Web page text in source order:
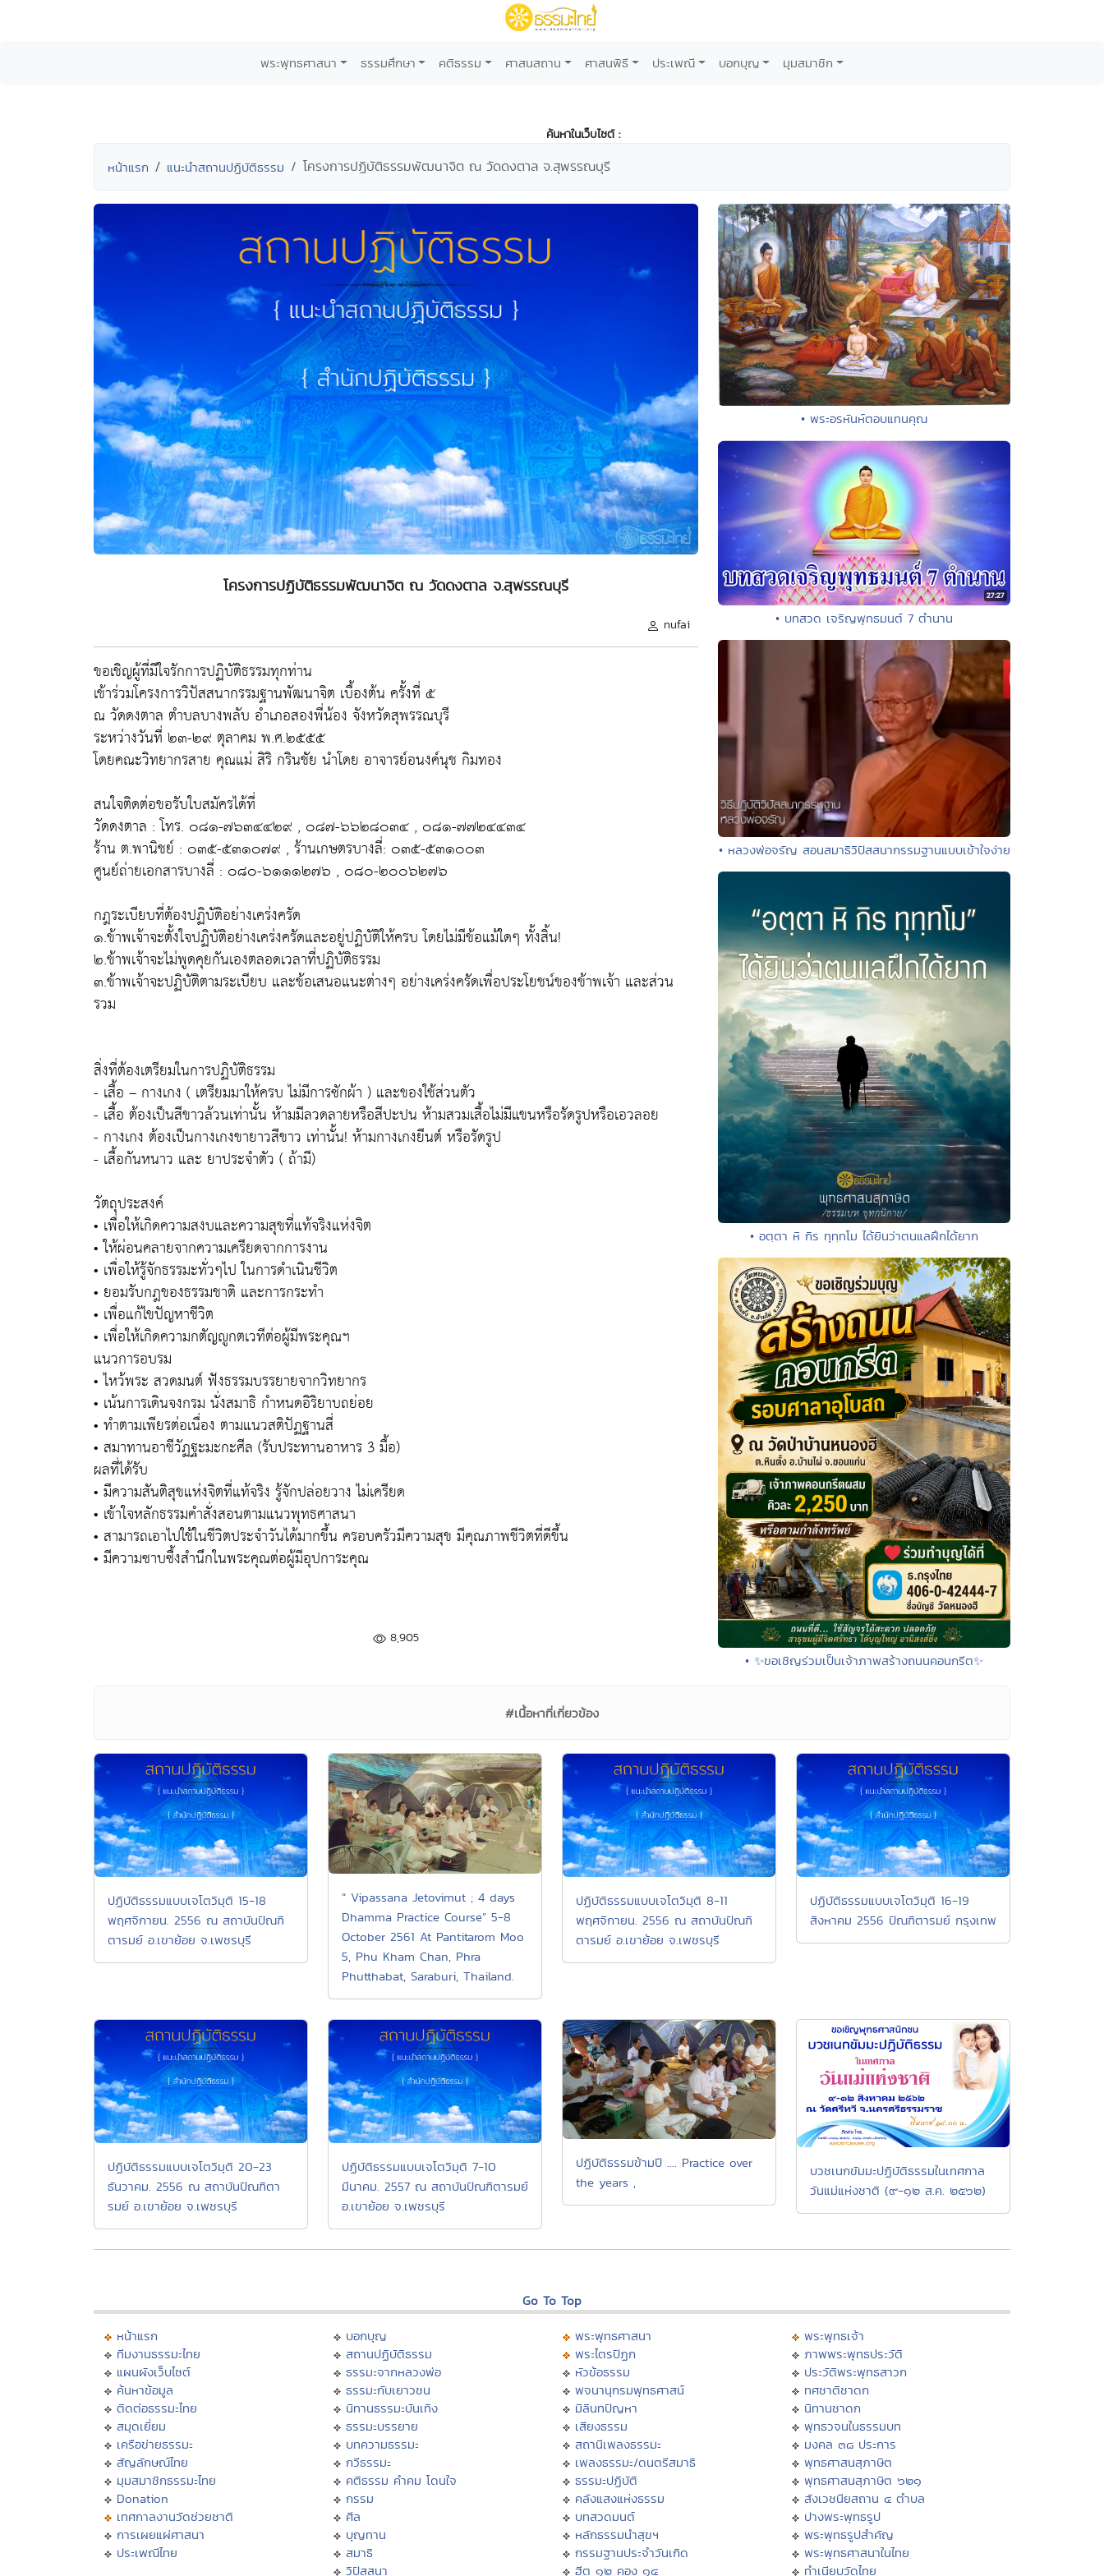
พระพุทธศาสนา ธรรมศึกษา คติธรรม ศาสนสถาน ศาสนพิธี ประเพณี บอกบุญ มุมสมาชิก
ค้นหาในเว็บไซต์ :
หน้าแรก แนะนำสถานปฏิบัติธรรม โครงการปฏิบัติธรรมพัฒนาจิต ณ วัดดงตาล จ.สุพรรณบุรี
โครงการปฏิบัติธรรมพัฒนาจิต ณ วัดดงตาล จ.สุพรรณบุรี
nufai
ขอเชิญผู้ที่มีใจรักการปฏิบัติธรรมทุกท่าน
เข้าร่วมโครงการวิปัสสนากรรมฐานพัฒนาจิต เบื้องต้น ครั้งที่ ๕
ณ วัดดงตาล ตำบลบางพลับ อำเภอสองพี่น้อง จังหวัดสุพรรณบุรี
ระหว่างวันที่ ๒๓-๒๙ ตุลาคม พ.ศ.๒๕๕๕
โดยคณะวิทยากรสาย คุณแม่ สิริ กรินชัย นำโดย อาจารย์อนงค์นุช กิมทอง
สนใจติดต่อขอรับใบสมัครได้ที่
วัดดงตาล : โทร. ๐๘๑-๗๖๓๔๔๒๙ , ๐๘๗-๖๖๒๘๐๓๔ , ๐๘๑-๗๗๒๔๔๓๔
ร้าน ต.พานิชย์ : ๐๓๕-๕๓๑๐๗๙ , ร้านเกษตรบางลี่: ๐๓๕-๕๓๑๐๐๓
ศูนย์ถ่ายเอกสารบางลี่ : ๐๘๐-๖๑๑๑๒๗๖ , ๐๘๐-๒๐๐๖๒๗๖
กฎระเบียบที่ต้องปฏิบัติอย่างเคร่งครัด
๑.ข้าพเจ้าจะตั้งใจปฏิบัติอย่างเคร่งครัดและอยู่ปฏิบัติให้ครบ โดยไม่มีข้อแม้ใดๆ ทั้งสิ้น!
๒.ข้าพเจ้าจะไม่พูดคุยกันเองตลอดเวลาที่ปฏิบัติธรรม
๓.ข้าพเจ้าจะปฏิบัติตามระเบียบ และข้อเสนอแนะต่างๆ อย่างเคร่งครัดเพื่อประโยชน์ของข้าพเจ้า และส่วน
รวม
สิ่งที่ต้องเตรียมในการปฏิบัติธรรม
- เสื้อ – กางเกง ( เตรียมมาให้ครบ ไม่มีการซักผ้า ) และของใช้ส่วนตัว
- เสื้อ ต้องเป็นสีขาวล้วนเท่านั้น ห้ามมีลวดลายหรือสีปะปน ห้ามสวมเสื้อไม่มีแขนหรือรัดรูปหรือเอวลอย
- กางเกง ต้องเป็นกางเกงขายาวสีขาว เท่านั้น! ห้ามกางเกงยีนต์ หรือรัดรูป
- เสื้อกันหนาว และ ยาประจำตัว ( ถ้ามี)
วัตถุประสงค์
• เพื่อให้เกิดความสงบและความสุขที่แท้จริงแห่งจิต
• ให้ผ่อนคลายจากความเครียดจากการงาน
• เพื่อให้รู้จักธรรมะทั่วๆไป ในการดำเนินชีวิต
• ยอมรับกฎของธรรมชาติ และการกระทำ
• เพื่อแก้ไขปัญหาชีวิต
• เพื่อให้เกิดความกตัญญูกตเวทีต่อผู้มีพระคุณฯ
แนวการอบรม
• ไหว้พระ สวดมนต์ ฟังธรรมบรรยายจากวิทยากร
• เน้นการเดินจงกรม นั่งสมาธิ กำหนดอิริยาบถย่อย
• ทำตามเพียรต่อเนื่อง ตามแนวสติปัฏฐานสี่
• สมาทานอาชีวัฏฐะมะกะศีล (รับประทานอาหาร 3 มื้อ)
ผลที่ได้รับ
• มีความสันติสุขแห่งจิตที่แท้จริง รู้จักปล่อยวาง ไม่เครียด
• เข้าใจหลักธรรมคำสั่งสอนตามแนวพุทธศาสนา
• สามารถเอาไปใช้ในชีวิตประจำวันได้มากขึ้น ครอบครัวมีความสุข มีคุณภาพชีวิตที่ดีขึ้น
• มีความซาบซื้งสำนึกในพระคุณต่อผู้มีอุปการะคุณ
8,905
• พระอรหันห์ตอบแทนคุณ
• บทสวด เจริญพุทธมนต์ 7 ตำนาน
• หลวงพ่อจรัญ สอนสมาธิวิปัสสนากรรมฐานแบบเข้าใจง่าย
• อตฺตา หิ กิร ทุทฺทโม ได้ยินว่าตนแลฝึกได้ยาก
• ✨ขอเชิญร่วมเป็นเจ้าภาพสร้างถนนคอนกรีต✨
#เนื้อหาที่เกี่ยวข้อง
ปฏิบัติธรรมแบบเจโตวิมุติ 15-18
พฤศจิกายน. 2556 ณ สถาบันปัณฑิ
ตารมย์ อ.เขาย้อย จ.เพชรบุรี
“ Vipassana Jetovimut ; 4 days
Dhamma Practice Course” 5-8
October 2561 At Pantitarom Moo
5, Phu Kham Chan, Phra
Phutthabat, Saraburi, Thailand.
ปฏิบัติธรรมแบบเจโตวิมุติ 8-11
พฤศจิกายน. 2556 ณ สถาบันปัณฑิ
ตารมย์ อ.เขาย้อย จ.เพชรบุรี
ปฏิบัติธรรมแบบเจโตวิมุติ 16-19
สิงหาคม 2556 ปัณฑิตารมย์ กรุงเทพ
ปฏิบัติธรรมแบบเจโตวิมุติ 20-23
ธันวาคม. 2556 ณ สถาบันปัณฑิตา
รมย์ อ.เขาย้อย จ.เพชรบุรี
ปฏิบัติธรรมแบบเจโตวิมุติ 7-10
มีนาคม. 2557 ณ สถาบันปัณฑิตารมย์
อ.เขาย้อย จ.เพชรบุรี
ปฏิบัติธรรมข้ามปี .... Practice over
the years ,
บวชเนกขัมมะปฏิบัติธรรมในเทศกาล
วันแม่แห่งชาติ (๙-๑๒ ส.ค. ๒๕๖๒)
Go To Top
หน้าแรก
ทีมงานธรรมะไทย
แผนผังเว็บไซต์
ค้นหาข้อมูล
ติดต่อธรรมะไทย
สมุดเยี่ยม
เครือข่ายธรรมะ
สัญลักษณ์ไทย
มุมสมาชิกธรรมะไทย
Donation
เทศกาลงานวัดช่วยชาติ
การเผยแผ่ศาสนา
ประเพณีไทย
บอกบุญ
สถานปฏิบัติธรรม
ธรรมะจากหลวงพ่อ
ธรรมะกับเยาวชน
นิทานธรรมะบันเทิง
ธรรมะบรรยาย
บทความธรรมะ
กวีธรรมะ
คติธรรม คำคม โดนใจ
กรรม
ศีล
บุญทาน
สมาธิ
วิปัสสนา
พระพุทธศาสนา
พระไตรปิฏก
หัวข้อธรรม
พจนานุกรมพุทธศาสน์
มิลินทปัญหา
เสียงธรรม
สถานีเพลงธรรมะ
เพลงธรรมะ/ดนตรีสมาธิ
ธรรมะปฏิบัติ
คลังแสงแห่งธรรม
บทสวดมนต์
หลักธรรมนำสุขฯ
กรรมฐานประจำวันเกิด
ฮีต ๑๒ คอง ๑๔
พระพุทธเจ้า
ภาพพระพุทธประวัติ
ประวัติพระพุทธสาวก
ทศชาติชาดก
นิทานชาดก
พุทธวจนในธรรมบท
มงคล ๓๘ ประการ
พุทธศาสนสุภาษิต
พุทธศาสนสุภาษิต ๖๒๑
สังเวชนียสถาน ๔ ตำบล
ปางพระพุทธรูป
พระพุทธรูปสำคัญ
พระพุทธศาสนาในไทย
ทำเนียบวัดไทย